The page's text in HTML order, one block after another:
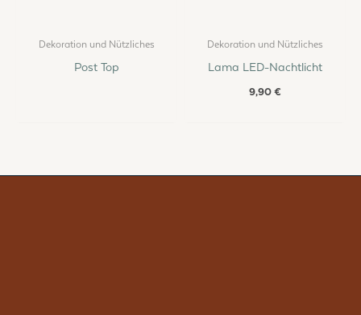
Dekoration und Nützliches
Post Top
Dekoration und Nützliches
Lama LED-Nachtlicht
9,90€